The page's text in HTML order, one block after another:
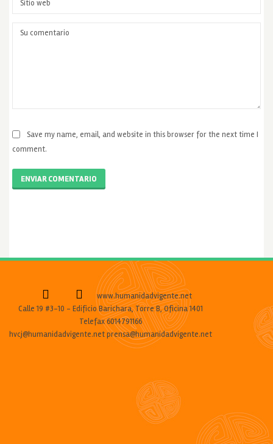
Save my name, email, and website in this browser for the next time I
comment.
ENVIAR COMENTARIO
www.humanidadvigente.net
Calle 19 #3-10 - Edificio Barichara, Torre B, Oficina 1401
Telefax 6014791166
hvcj@humanidadvigente.net prensa@humanidadvigente.net